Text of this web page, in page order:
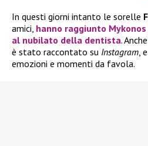
In questi giorni intanto le sorelle
amici, hanno raggiunto
al nubilato della dentista.
è stato raccontato su Instagram,
emozioni e momenti da favola.